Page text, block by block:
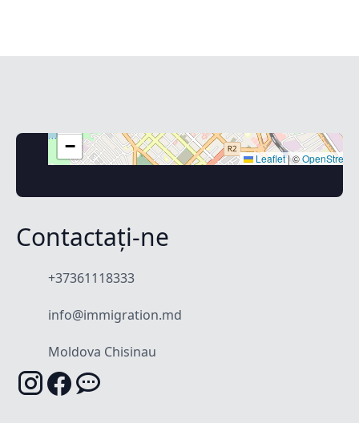
−
Leaflet|©
Contactați-ne
+37361118333
info@immigration.md
Moldova Chisinau